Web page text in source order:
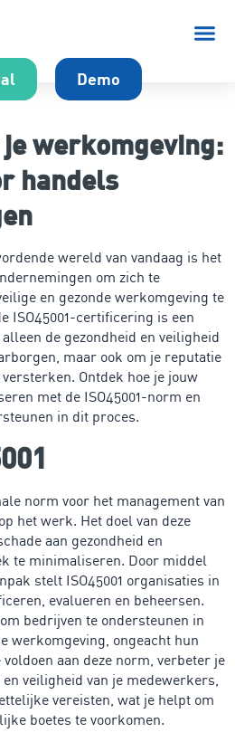
Demo
werkomgeving:
handels
wereld van vandaag is het
om zich te
en gezonde werkomgeving te
ISO45001-certificering is een
de gezondheid en veiligheid
maar ook om je reputatie
Ontdek hoe je jouw
met de ISO45001-norm en
in dit proces.
norm voor het management van
het werk. Het doel van deze
aan gezondheid en
te minimaliseren. Door middel
stelt ISO45001 organisaties in
evalueren en beheersen.
bedrijven te ondersteunen in
werkomgeving, ongeacht hun
aan deze norm, verbeter je
veiligheid van je medewerkers,
vereisten, wat je helpt om
boetes te voorkomen.